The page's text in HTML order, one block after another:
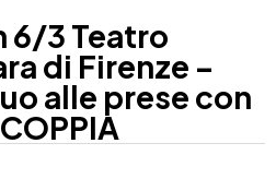
6/3 Teatro
di Firenze –
alle prese con